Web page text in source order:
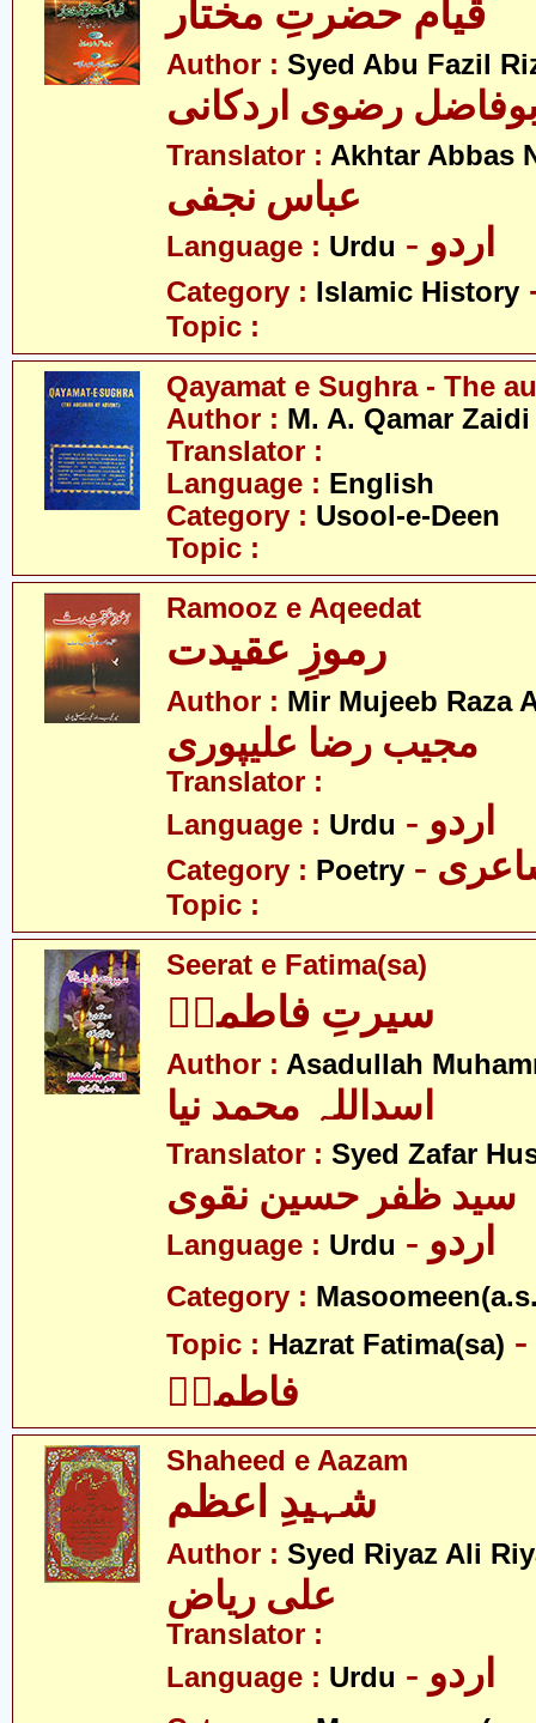
قیام حضرتِ مختار
Author : Syed Abu Fazil
رضوی اردکانی
Translator : Akhtar Abbas
عباس نجفی
Language : Urdu - اردو
Category : Islamic History
Topic :
Qayamat e Sughra - The
Author : M. A. Qamar Zaidi
Translator :
Language : English
Category : Usool-e-Deen
Topic :
Ramooz e Aqeedat
رموزِ عقیدت
Author : Mir Mujeeb Raza
مجیب رضا علیپوری
Translator :
Language : Urdu - اردو
Category : Poetry
Topic :
Seerat e Fatima(sa)
سیرتِ فاطمہؑ
Author : Asadullah
اسداللہ محمد نیا
Translator : Syed Zafar
سید ظفر حسین نقوی
Language : Urdu - اردو
Category :
Topic : Hazrat Fatima(sa) - حضرت
فاطمہؑ
Shaheed e Aazam
شہیدِ اعظم
Author : Syed Riyaz Ali
علی ریاض
Translator :
Language : Urdu - اردو